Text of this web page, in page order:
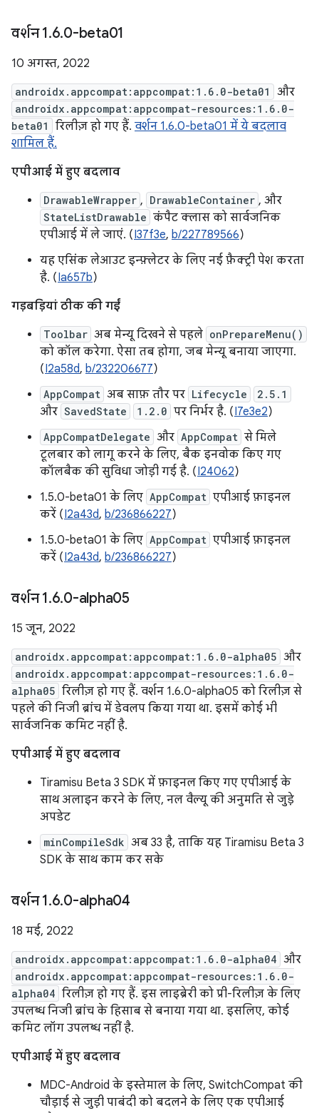
वर्शन 1.6.0-beta01
10 अगस्त, 2022
androidx.appcompat:appcompat:1.6.0-beta01 और
androidx.appcompat:appcompat-resources:1.6.0-
beta01
रिलीज़ हो गए हैं. वर्शन 1.6.0-beta01 में ये बदलाव
शामिल हैं.
एपीआई में हुए बदलाव
DrawableWrapper , DrawableContainer , और
StateListDrawable कंपैट क्लास को सार्वजनिक
एपीआई में ले जाएं. (I37f3e, b/227789566)
यह एसिंक लेआउट इन्फ़्लेटर के लिए नई फ़ैक्ट्री पेश करता
है. (Ia657b)
गड़बड़ियां ठीक की गईं
Toolbar अब मेन्यू दिखने से पहले onPrepareMenu()
को कॉल करेगा. ऐसा तब होगा, जब मेन्यू बनाया जाएगा.
(I2a58d, b/232206677)
AppCompat अब साफ़ तौर पर Lifecycle 2.5.1
और SavedState 1.2.0 पर निर्भर है. (I7e3e2)
AppCompatDelegate और AppCompat से मिले
टूलबार को लागू करने के लिए, बैक इनवोक किए गए
कॉलबैक की सुविधा जोड़ी गई है. (I24062)
1.5.0-beta01 के लिए AppCompat एपीआई फ़ाइनल
करें (I2a43d, b/236866227)
1.5.0-beta01 के लिए AppCompat एपीआई फ़ाइनल
करें (I2a43d, b/236866227)
वर्शन 1.6.0-alpha05
15 जून, 2022
androidx.appcompat:appcompat:1.6.0-alpha05 और
androidx.appcompat:appcompat-resources:1.6.0-
alpha05 रिलीज़ हो गए हैं. वर्शन 1.6.0-alpha05 को रिलीज़ से
पहले की निजी ब्रांच में डेवलप किया गया था. इसमें कोई भी
सार्वजनिक कमिट नहीं है.
एपीआई में हुए बदलाव
Tiramisu Beta 3 SDK में फ़ाइनल किए गए एपीआई के
साथ अलाइन करने के लिए, नल वैल्यू की अनुमति से जुड़े
अपडेट
minCompileSdk अब 33 है, ताकि यह Tiramisu Beta 3
SDK के साथ काम कर सके
वर्शन 1.6.0-alpha04
18 मई, 2022
androidx.appcompat:appcompat:1.6.0-alpha04 और
androidx.appcompat:appcompat-resources:1.6.0-
alpha04 रिलीज़ हो गए हैं. इस लाइब्रेरी को प्री-रिलीज़ के लिए
उपलब्ध निजी ब्रांच के हिसाब से बनाया गया था. इसलिए, कोई
कमिट लॉग उपलब्ध नहीं है.
एपीआई में हुए बदलाव
MDC-Android के इस्तेमाल के लिए, SwitchCompat की
चौड़ाई से जुड़ी पाबंदी को बदलने के लिए एक एपीआई